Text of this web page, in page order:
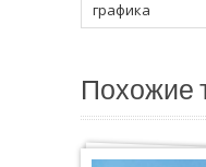
графика
Похожие